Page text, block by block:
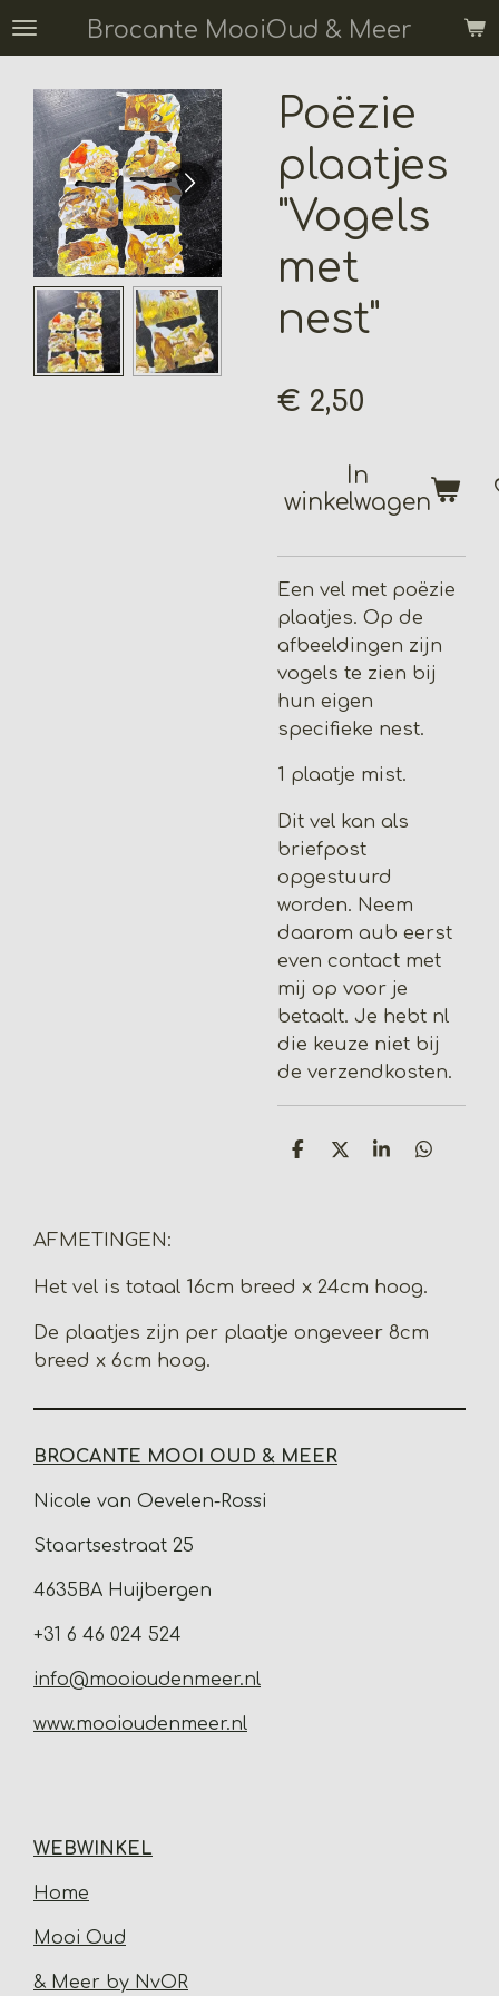
Ga
direct
hoofdinhoud
Brocante MooiOud & Meer
Poëzie
plaatjes
"Vogels
met
nest"
€ 2,50
In
winkelwagen
Een vel met poëzie
plaatjes. Op de
afbeeldingen zijn
vogels te zien bij
hun eigen
specifieke nest.
1 plaatje mist.
Dit vel kan als
briefpost
opgestuurd
worden. Neem
daarom aub eerst
even contact met
mij op voor je
betaalt. Je hebt nl
die keuze niet bij
de verzendkosten.
D
D
S
D
AFMETINGEN:
Het vel is totaal 16cm breed x 24cm hoog.
De plaatjes zijn per plaatje ongeveer 8cm
breed x 6cm hoog.
BROCANTE MOOI OUD & MEER
Nicole van Oevelen-Rossi
Staartsestraat 25
4635BA Huijbergen
+31 6 46 024 524
info@mooioudenmeer.nl
www.mooioudenmeer.nl
WEBWINKEL
Home
Mooi Oud
& Meer by NvOR